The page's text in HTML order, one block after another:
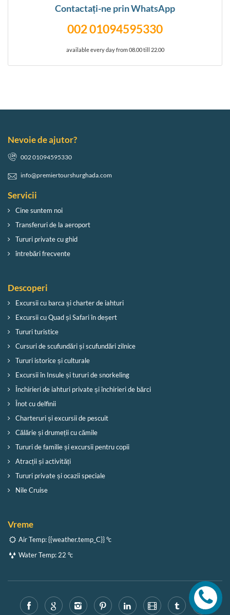
Contactați-ne prin WhatsApp
002 01094595330
available every day from 08.00 till 22.00
Nevoie de ajutor?
002 01094595330
info@premiertourshurghada.com
Servicii
Cine suntem noi
Transferuri de la aeroport
Tururi private cu ghid
întrebări frecvente
Descoperi
Excursii cu barca și charter de iahturi
Excursii cu Quad și Safari în deșert
Tururi turistice
Cursuri de scufundări și scufundări zilnice
Tururi istorice și culturale
Excursii în Insule și tururi de snorkeling
Închirieri de iahturi private și închirieri de bărci
Înot cu delfinii
Charteruri și excursii de pescuit
Călărie și drumeții cu cămile
Tururi de familie și excursii pentru copii
Atracții și activități
Tururi private și ocazii speciale
Nile Cruise
Vreme
Air Temp:{{weather.temp_C}} °c
Water Temp:22 °c